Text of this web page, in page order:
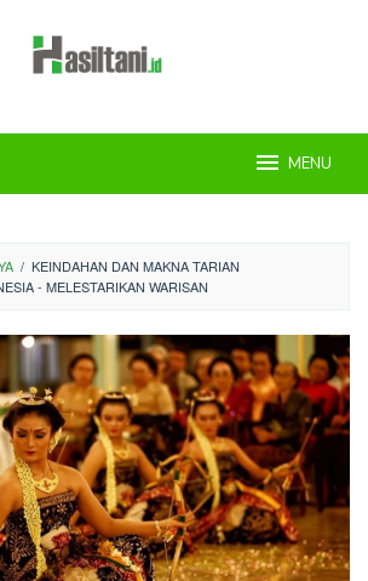
MENU
/ KEINDAHAN DAN MAKNA TARIAN
- MELESTARIKAN WARISAN